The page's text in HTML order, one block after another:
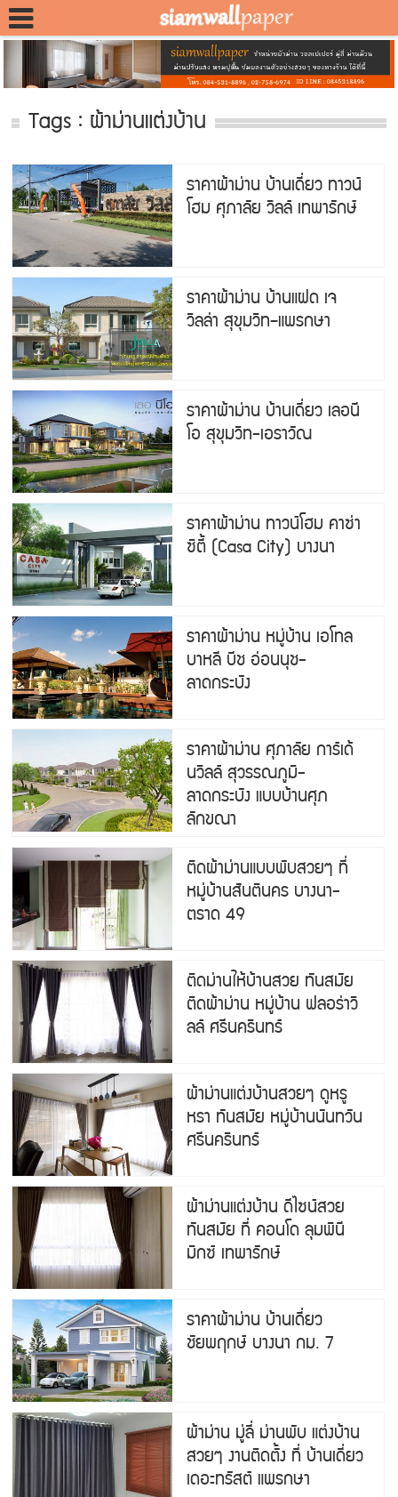
Tags : ผ้าม่านแต่งบ้าน
ราคาผ้าม่าน บ้านเดี่ยว ทาวน์
โฮม ศุภาลัย วิลล์ เทพารักษ์
ราคาผ้าม่าน บ้านแฝด เจ
วิลล่า สุขุมวิท–แพรกษา
ราคาผ้าม่าน บ้านเดี่ยว เลอนี
โอ สุขุมวิท-เอราวัณ
ราคาผ้าม่าน ทาวน์โฮม คาซ่า
ซิตี้ (Casa City) บางนา
ราคาผ้าม่าน หมู่บ้าน เอโทล
บาหลี บีช อ่อนนุช-
ลาดกระบัง
ราคาผ้าม่าน ศุภาลัย การ์เด้
นวิลล์ สุวรรณภูมิ-
ลาดกระบัง แบบบ้านศุภ
ลักขณา
ติดผ้าม่านแบบพับสวยๆ ที่
หมู่บ้านสันตินคร บางนา-
ตราด 49
ติดม่านให้บ้านสวย ทันสมัย
ติดผ้าม่าน หมู่บ้าน ฟลอร่าวิ
ลล์ ศรีนครินทร์
ผ้าม่านแต่งบ้านสวยๆ ดูหรู
หรา ทันสมัย หมู่บ้านนันทวัน
ศรีนครินทร์
ผ้าม่านแต่งบ้าน ดีไซน์สวย
ทันสมัย ที่ คอนโด ลุมพินี
มิกซ์ เทพารักษ์
ราคาผ้าม่าน บ้านเดี่ยว
ชัยพฤกษ์ บางนา กม. 7
ผ้าม่าน มู่ลี่ ม่านพับ แต่งบ้าน
สวยๆ งานติดตั้ง ที่ บ้านเดี่ยว
เดอะทรัสต์ แพรกษา